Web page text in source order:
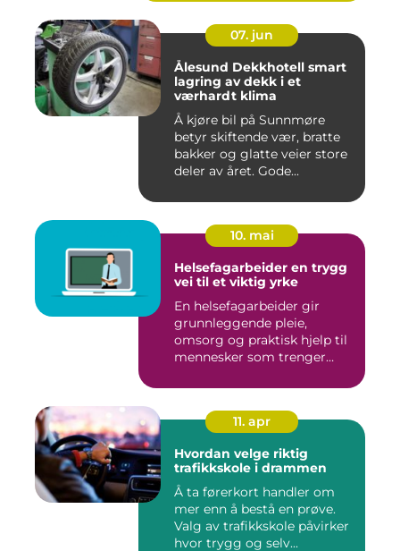
07. jun
Ålesund Dekkhotell smart
lagring av dekk i et
værhardt klima
Å kjøre bil på Sunnmøre
betyr skiftende vær, bratte
bakker og glatte veier store
deler av året. Gode...
10. mai
Helsefagarbeider en trygg
vei til et viktig yrke
En helsefagarbeider gir
grunnleggende pleie,
omsorg og praktisk hjelp til
mennesker som trenger
11. apr
Hvordan velge riktig
trafikkskole i drammen
Å ta førerkort handler om
mer enn å bestå en prøve.
Valg av trafikkskole påvirker
hvor trygg og selv...